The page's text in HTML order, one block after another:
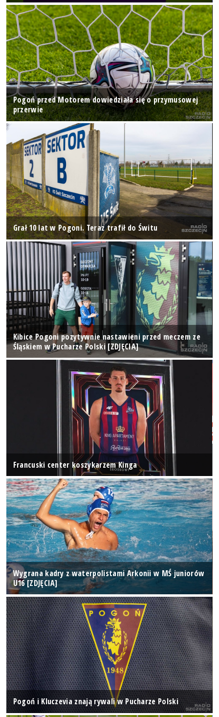
Pogoń przed Motorem dowiedziała się o przymusowej
przerwie
Grał 10 lat w Pogoni. Teraz trafił do Świtu
Kibice Pogoni pozytywnie nastawieni przed meczem ze
Śląskiem w Pucharze Polski [ZDJĘCIA]
Francuski center koszykarzem Kinga
Wygrana kadry z waterpolistami Arkonii w MŚ juniorów
U16 [ZDJĘCIA]
Pogoń i Kluczevia znają rywali w Pucharze Polski